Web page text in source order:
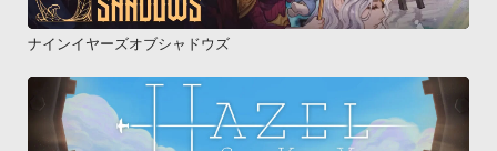
ナインイヤーズオブシャドウズ